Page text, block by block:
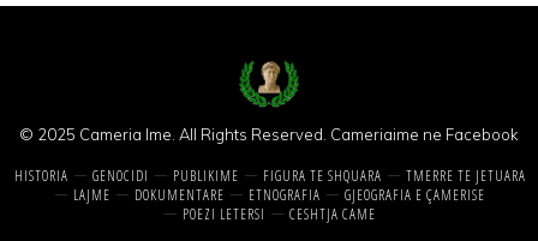
© 2025 Cameria Ime. All Rights Reserved. Cameriaime ne Facebook
HISTORIA GENOCIDI PUBLIKIME FIGURA TE SHQUARA
TMERRE TE JETUARA
LAJME
DOKUMENTARE ETNOGRAFIA
GJEOGRAFIA E ÇAMERISE
POEZI LETERSI
CESHTJA CAME